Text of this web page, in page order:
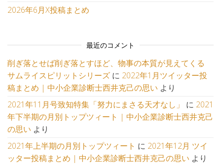
2026年6月X投稿まとめ
最近のコメント
削ぎ落とせば削ぎ落とすほど、物事の本質が見えてくる
サムライスピリットシリーズ に 2022年1月ツイッター投
稿まとめ | 中小企業診断士西井克己の思い より
2021年11月号致知特集「努力にまさる天才なし」
に 2021
年下半期の月別トップツィート | 中小企業診断士西井克己
の思い より
2021年上半期の月別トップツィート に 2021年12月 ツイ
ッター投稿まとめ | 中小企業診断士西井克己の思い より